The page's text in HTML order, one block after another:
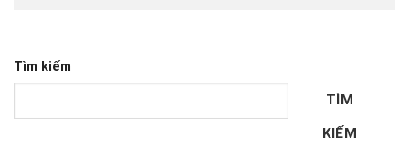
Tìm kiếm
TÌM
KIẾM